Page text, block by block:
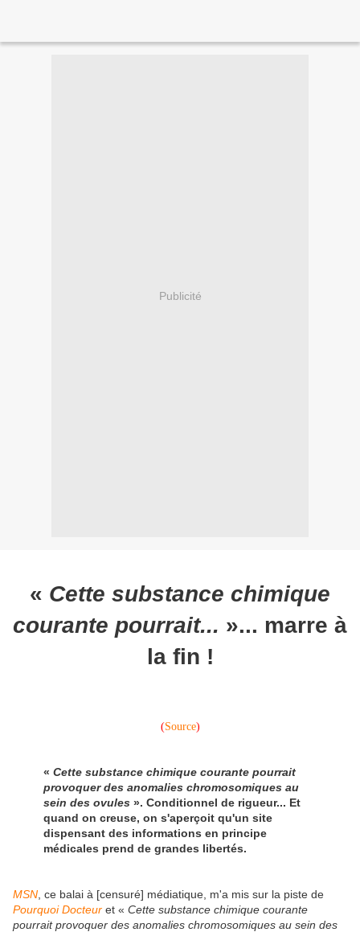
Publicité
« Cette substance chimique
courante pourrait... »... marre à
la fin !
(Source)
« Cette substance chimique courante pourrait
provoquer des anomalies chromosomiques au
sein des ovules». Conditionnel de rigueur... Et
quand on creuse, on s'aperçoit qu'un site
dispensant des informations en principe
médicales prend de grandes libertés.
MSN , ce balai à [censuré] médiatique, m'a mis sur la piste de
Pourquoi Docteur et « Cette substance chimique courante
pourrait provoquer des anomalies chromosomiques au sein des